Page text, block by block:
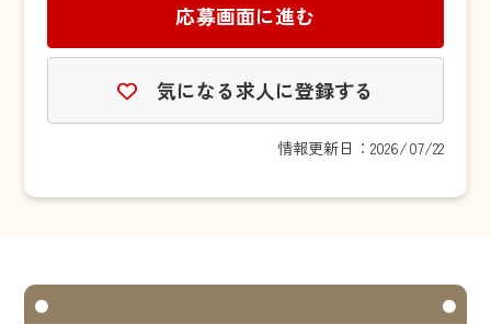
応募画面に進む
気になる求人に登録する
情報更新日：2026/07/22